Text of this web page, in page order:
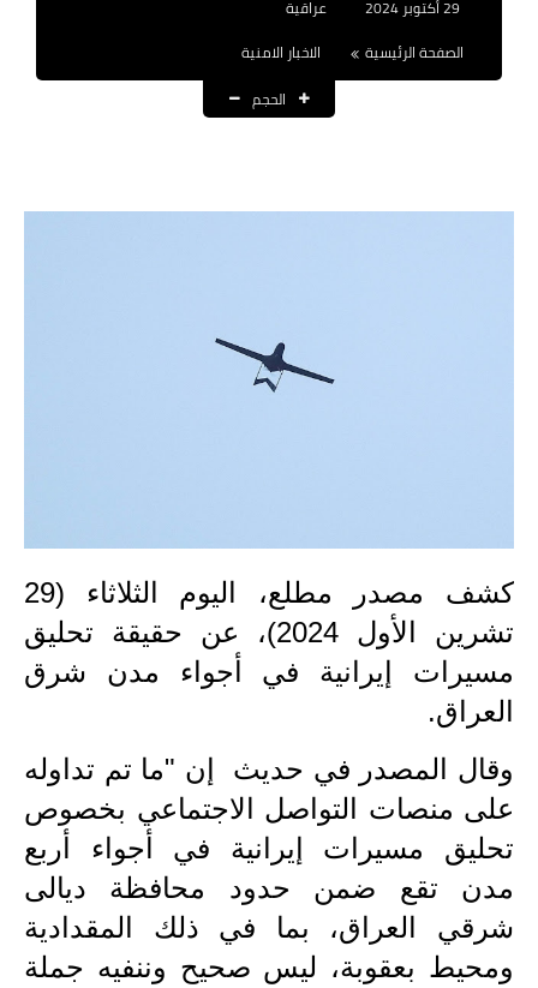
العقود والاجور اليومية
قطع الاراضي
الاخبار الاقتصادية
الاخبار الرياضية
المدارس
نتائج الامتحانات
المرحلة الابتدائية
المرحلة المتوسطة
المرحلة الاعدادية
عراقية
الصفحة الرئيسية
الاخبار الامنية
الحجم
كشف مصدر مطلع، اليوم الثلاثاء (29
تشرين الأول 2024)، عن حقيقة تحليق
مسيرات إيرانية في أجواء مدن شرق
العراق.
وقال المصدر في حديث إن "ما تم تداوله
على منصات التواصل الاجتماعي بخصوص
تحليق مسيرات إيرانية في أجواء أربع
مدن تقع ضمن حدود محافظة ديالى
شرقي العراق، بما في ذلك المقدادية
ومحيط بعقوبة، ليس صحيح وننفيه جملة